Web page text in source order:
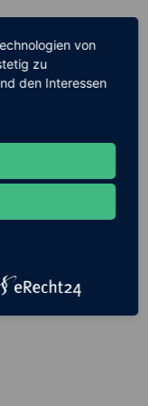
von
zu
den Interessen